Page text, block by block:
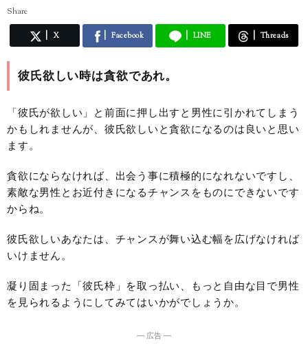
Share
X Facebook LINE Threads
彼氏欲しい時は貪欲であれ。
「彼氏が欲しい」と前面に押し出すと男性に引かれてしまう
かもしれませんが、彼氏欲しいと貪欲になるのは良いと思い
ます。
貪欲にならなければ、出会う事に積極的になれないですし、
素敵な男性とお近付きになるチャンスをものにできないです
からね。
彼氏欲しいあなたは、チャンスが舞い込む幅を広げなければ
いけません。
凝り固まった「彼氏枠」を取っ払い、もっと自由な目で男性
を見られるようにしてみてはいかがでしょうか。
― 広告 ―